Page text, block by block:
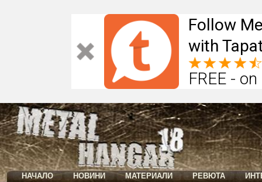
Follow
with
FREE -
НАЧАЛО НОВИНИ МАТЕРИАЛИ РЕВЮТА